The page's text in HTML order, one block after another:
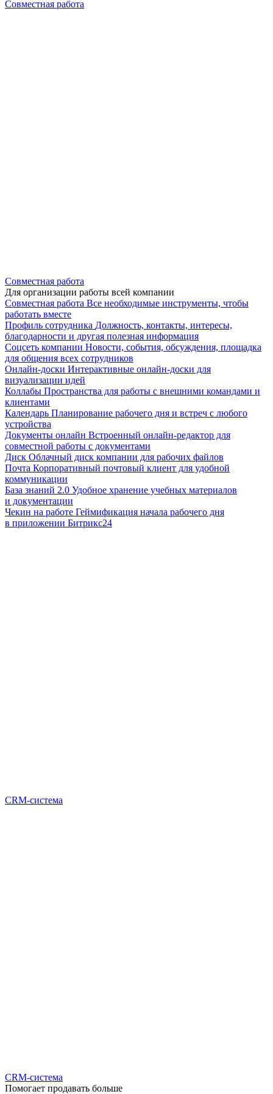
Совместная работа
Совместная работа
Для организации работы всей компании
Совместная работа Все необходимые инструменты, чтобы
работать вместе
Профиль сотрудника Должность, контакты, интересы,
благодарности и другая полезная информация
Соцсеть компании Новости, события, обсуждения, площадка
для общения всех сотрудников
Онлайн-доски Интерактивные онлайн-доски для
визуализации идей
Коллабы Пространства для работы с внешними командами и
клиентами
Календарь Планирование рабочего дня и встреч с любого
устройства
Документы онлайн Встроенный онлайн-редактор для
совместной работы с документами
Диск Облачный диск компании для рабочих файлов
Почта Корпоративный почтовый клиент для удобной
коммуникации
База знаний 2.0 Удобное хранение учебных материалов
и документации
Чекин на работе Геймификация начала рабочего дня
в приложении Битрикс24
CRM-система
CRM-система
Помогает продавать больше